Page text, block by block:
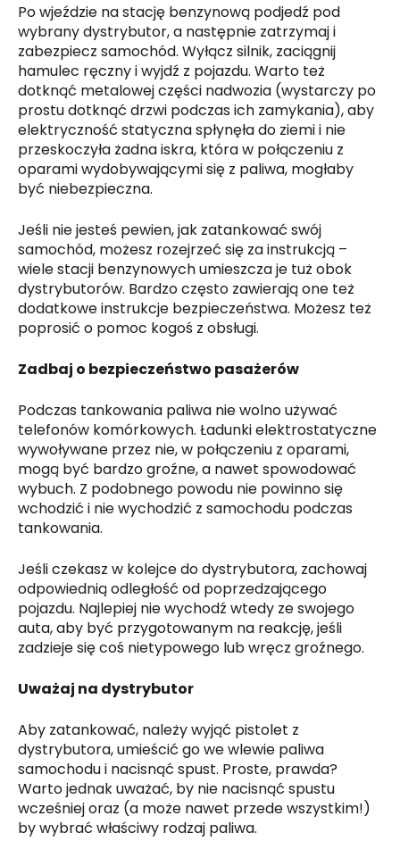
Po wjeździe na stację benzynową podjedź pod
wybrany dystrybutor, a następnie zatrzymaj i
zabezpiecz samochód. Wyłącz silnik, zaciągnij
hamulec ręczny i wyjdź z pojazdu. Warto też
dotknąć metalowej części nadwozia (wystarczy po
prostu dotknąć drzwi podczas ich zamykania), aby
elektryczność statyczna spłynęła do ziemi i nie
przeskoczyła żadna iskra, która w połączeniu z
oparami wydobywającymi się z paliwa, mogłaby
być niebezpieczna.
Jeśli nie jesteś pewien, jak zatankować swój
samochód, możesz rozejrzeć się za instrukcją –
wiele stacji benzynowych umieszcza je tuż obok
dystrybutorów. Bardzo często zawierają one też
dodatkowe instrukcje bezpieczeństwa. Możesz też
poprosić o pomoc kogoś z obsługi.
Zadbaj o bezpieczeństwo pasażerów
Podczas tankowania paliwa nie wolno używać
telefonów komórkowych. Ładunki elektrostatyczne
wywoływane przez nie, w połączeniu z oparami,
mogą być bardzo groźne, a nawet spowodować
wybuch. Z podobnego powodu nie powinno się
wchodzić i nie wychodzić z samochodu podczas
tankowania.
Jeśli czekasz w kolejce do dystrybutora, zachowaj
odpowiednią odległość od poprzedzającego
pojazdu. Najlepiej nie wychodź wtedy ze swojego
auta, aby być przygotowanym na reakcję, jeśli
zadzieje się coś nietypowego lub wręcz groźnego.
Uważaj na dystrybutor
Aby zatankować, należy wyjąć pistolet z
dystrybutora, umieścić go we wlewie paliwa
samochodu i nacisnąć spust. Proste, prawda?
Warto jednak uważać, by nie nacisnąć spustu
wcześniej oraz (a może nawet przede wszystkim!)
by wybrać właściwy rodzaj paliwa.